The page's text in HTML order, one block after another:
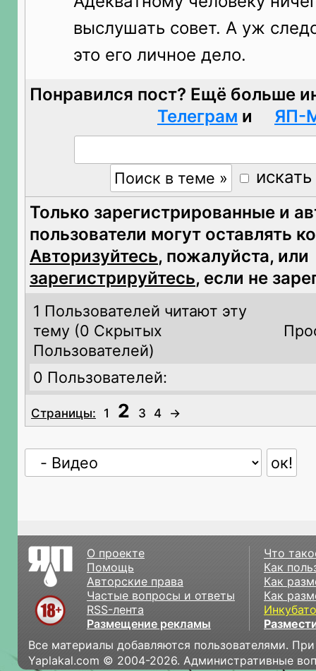
выслушать совет. А уж
это его личное дело.
Понравился пост? Ещё больше
Телеграм и ЯП-
Только зарегистрированные и
пользователи могут оставлять
Авторизуйтесь, пожалуйста, или
зарегистрируйтесь, если не
1 Пользователей читают эту
тему (0 Скрытых
Пользователей)
0 Пользователей:
Страницы: 1 2 3 4 →
О проекте
Помощь
Авторские права
Частые вопросы и ответы
RSS-лента
Размещение рекламы
Что
Как
Как
Как
Все материалы добавляются пользователями.
Yaplakal.com © 2004-2026. Административные